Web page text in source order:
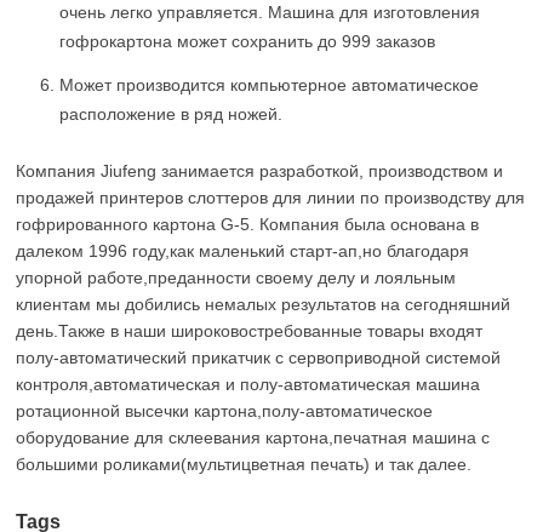
очень легко управляется. Машина для изготовления
гофрокартона может сохранить до 999 заказов
Может производится компьютерное автоматическое
расположение в ряд ножей.
Компания Jiufeng занимается разработкой, производством и
продажей принтеров слоттеров для линии по производству для
гофрированного картона G-5. Компания была основана в
далеком 1996 году,как маленький старт-ап,но благодаря
упорной работе,преданности своему делу и лояльным
клиентам мы добились немалых результатов на сегодняшний
день.Также в наши широковостребованные товары входят
полу-автоматический прикатчик с сервоприводной системой
контроля,автоматическая и полу-автоматическая машина
ротационной высечки картона,полу-автоматическое
оборудование для склеевания картона,печатная машина с
большими роликами(мультицветная печать) и так далее.
Tags